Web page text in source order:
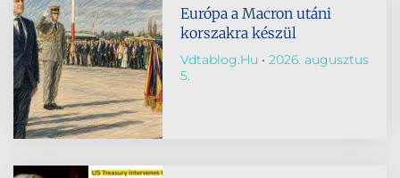
Európa a Macron utáni
korszakra készül
Vdtablog.hu
2026. augusztus
5.